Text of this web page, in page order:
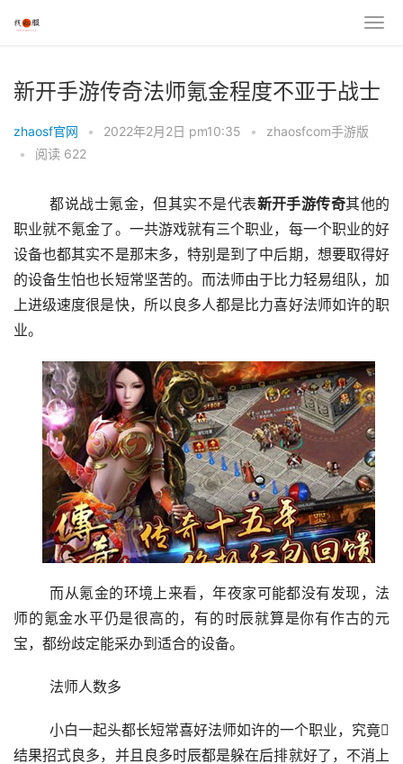
新开手游传奇法师氪金程度不亚于战士
zhaosf官网 • 2022年2月2日 pm10:35 •
zhaosfcom手游版
•
阅读 622
	都说战士氪金，但其实不是代表
新开手游传奇其他的
职业就不氪金了。一共游戏就有三个职业，每一个职业的好
设备也都其实不是那末多，特别是到了中后期，想要取得好
的设备生怕也长短常坚苦的。而法师由于比力轻易组队，加
上进级速度很是快，所以良多人都是比力喜好法师如许的职
业。
	而从氪金的环境上来看，年夜家可能都没有发现，法
师的氪金水平仍是很高的，有的时辰就算是你有作古的元
宝，都纷歧定能采办到适合的设备。
	法师人数多
结果招式良多，并且良多时辰都是躲在后排就好了，不消上